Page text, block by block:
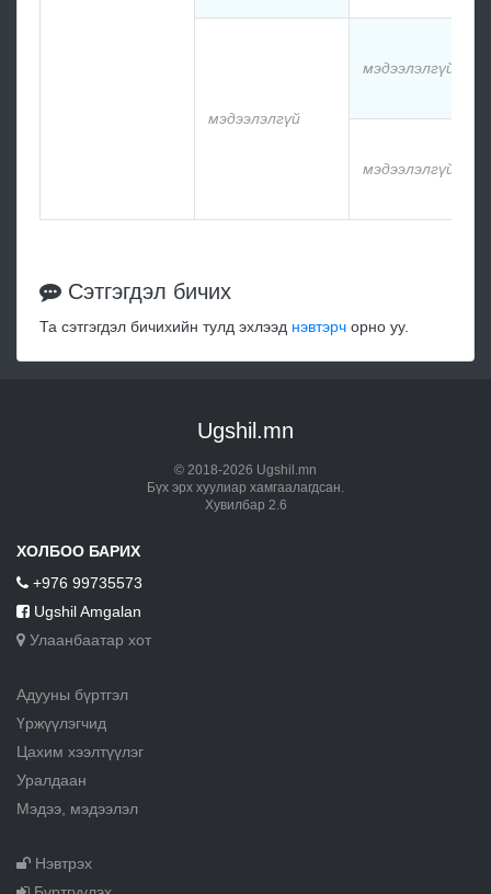
мэдээлэлгүй
мэдээлэлгүй
мэдээлэлгүй
Сэтгэгдэл бичих
Та сэтгэгдэл бичихийн тулд эхлээд нэвтэрч орно уу.
Ugshil.mn
© 2018-2026 Ugshil.mn
Бүх эрх хуулиар хамгаалагдсан.
Хувилбар 2.6
ХОЛБОО БАРИХ
+976 99735573
Ugshil Amgalan
Улаанбаатар хот
Адууны бүртгэл
Үржүүлэгчид
Цахим хээлтүүлэг
Уралдаан
Мэдээ, мэдээлэл
Нэвтрэх